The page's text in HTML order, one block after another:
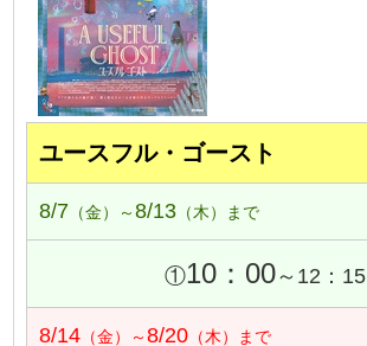
ユースフル・ゴースト
8/7 （金）～8/13 （木）まで
①10：00～12：15
8/14 （金）～8/20 （木）まで